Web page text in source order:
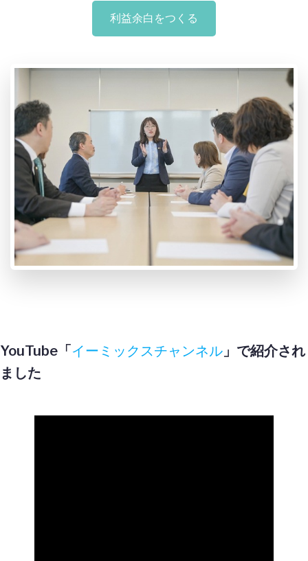
利益余白をつくる
YouTube「イーミックスチャンネル 」で紹介され
ました